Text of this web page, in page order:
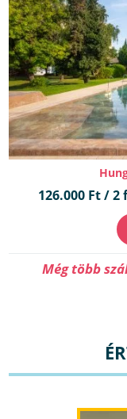
126.000 Ft /
Még több